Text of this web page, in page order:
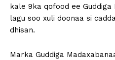
kale 9ka qofood ee
lagu soo xuli doonaa si
dhisan.
Marka Guddiga